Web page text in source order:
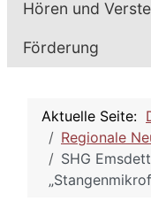
Hören und
Förderung
Aktuelle Seite:
Regionale
SHG